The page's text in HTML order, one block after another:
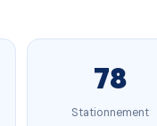
78
Stationnement